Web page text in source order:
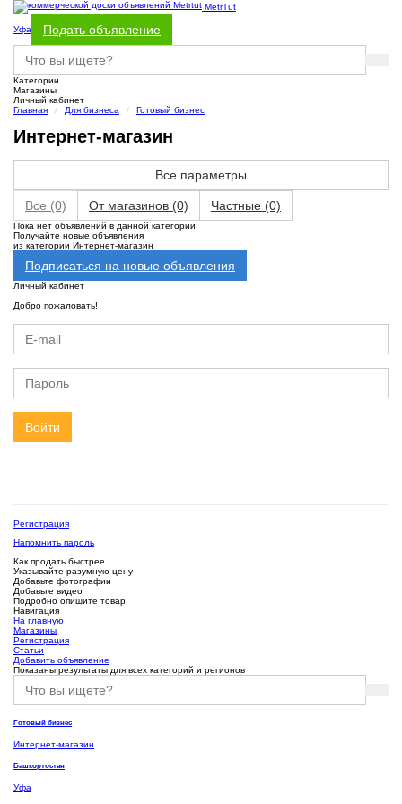
MetrTut
Уфа Подать объявление
Категории
Магазины
Личный кабинет
Главная
Для бизнеса Готовый бизнес
Интернет-магазин
Все параметры
Все (0) От магазинов (0) Частные (0)
Пока нет объявлений в данной категории
Получайте новые объявления
из категории Интернет-магазин
Подписаться на новые объявления
Личный кабинет
Добро пожаловать!
Войти
Регистрация
Напомнить пароль
Как продать быстрее
Указывайте разумную цену
Добавьте фотографии
Добавьте видео
Подробно опишите товар
Навигация
На главную
Магазины
Регистрация
Статьи
Добавить объявление
Показаны результаты для всех категорий и регионов
Готовый бизнес
Интернет-магазин
Башкортостан
Уфа